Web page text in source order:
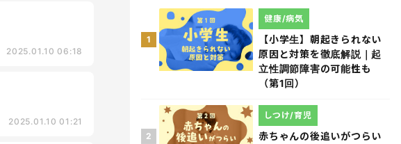
2025.01.10 06:18
2025.01.10 01:21
1
【小学生】朝起きられない
原因と対策を徹底解説｜起
立性調節障害の可能性も
（第1回）
健康/病気
2
赤ちゃんの後追いがつらい
しつけ/育児